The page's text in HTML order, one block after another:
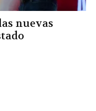
nuevas